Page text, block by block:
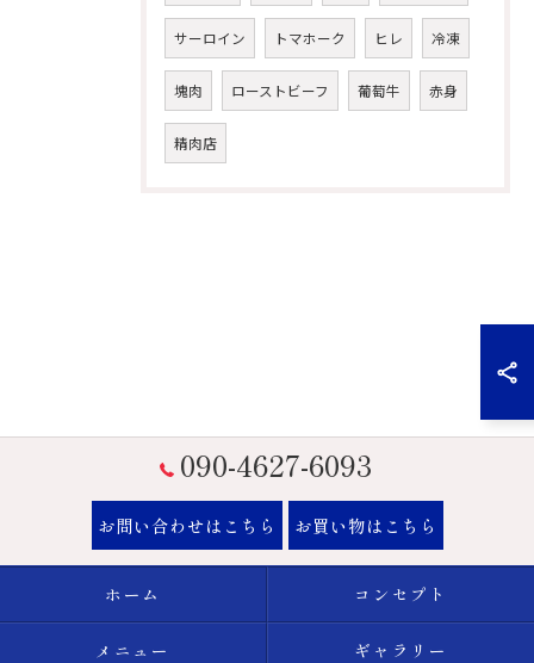
サーロイン トマホーク ヒレ 冷凍
塊肉 ローストビーフ 葡萄牛 赤身
精肉店
090-4627-6093
お問い合わせはこちら お買い物はこちら
ホーム コンセプト
メニュー ギャラリー